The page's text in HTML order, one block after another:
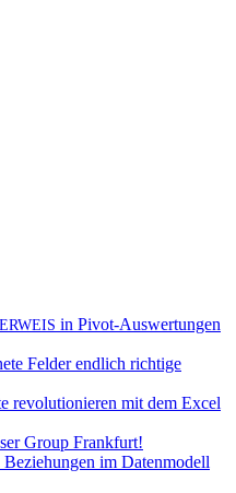
in Pivot-Auswertungen
Felder endlich richtige
revolutionieren mit dem Excel
Group Frankfurt!
im Datenmodell